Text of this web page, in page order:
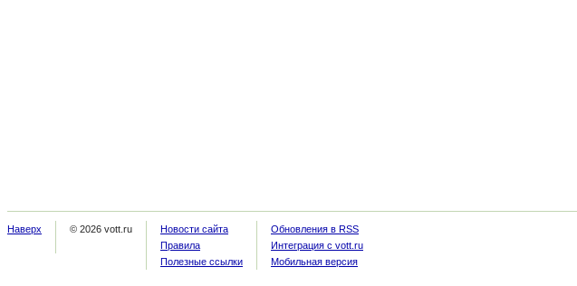
Наверх © 2026 vott.ru
Новости сайта
Правила
Полезные ссылки
Обновления в RSS
Интеграция с vott.ru
Мобильная версия